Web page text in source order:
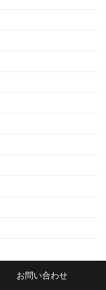
お問い合わせ